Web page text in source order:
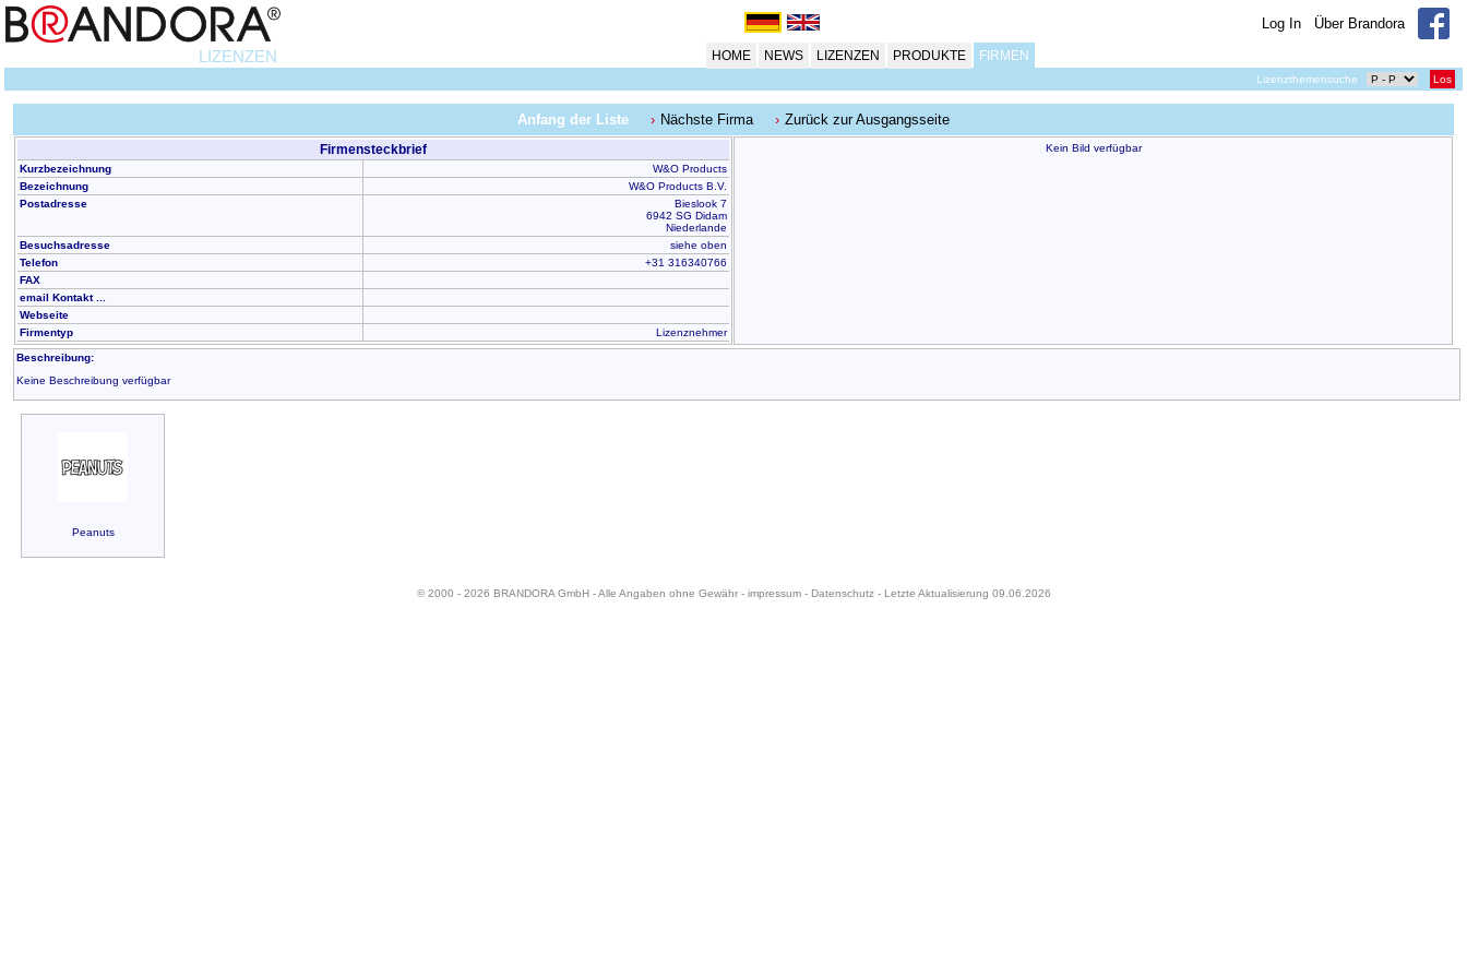
Log In Über Brandora
LIZENZEN HOME NEWS LIZENZEN PRODUKTE FIRMEN
Lizenzthemensuche Los
Anfang der Liste Nächste Firma Zurück zur Ausgangsseite
Firmensteckbrief
Kurzbezeichnung
W&O Products
Bezeichnung
W&O Products B.V.
Postadresse
Bieslook 7
6942 SG Didam
Niederlande
Besuchsadresse
siehe oben
Telefon
+31 316340766
FAX
email Kontakt ...
Webseite
Firmentyp
Lizenznehmer
Kein Bild verfügbar
Beschreibung:
Keine Beschreibung verfügbar
Peanuts
© 2000 - 2026 BRANDORA GmbH - Alle Angaben ohne Gewähr - impressum- Datenschutz- Letzte Aktualisierung 09.06.2026